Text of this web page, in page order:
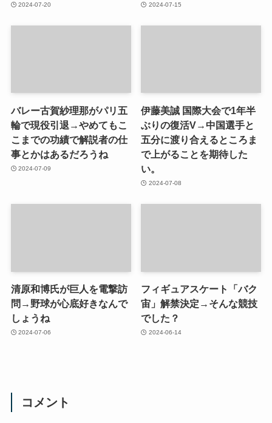
2024-07-20 2024-07-15
バレー古賀紗理那がパリ五
輪で現役引退→やめてもこ
こまでの功績で解説者の仕
事とかはあるだろうね
2024-07-09
伊藤美誠 国際大会で1年半
ぶりの復活V→中国選手と
五分に渡り合えるところま
で上がることを期待した
い。
2024-07-08
清原和博氏が巨人を電撃訪
問→野球が心底好きなんで
しょうね
2024-07-06
フィギュアスケート「バク
宙」解禁決定→そんな競技
でした？
2024-06-14
コメント